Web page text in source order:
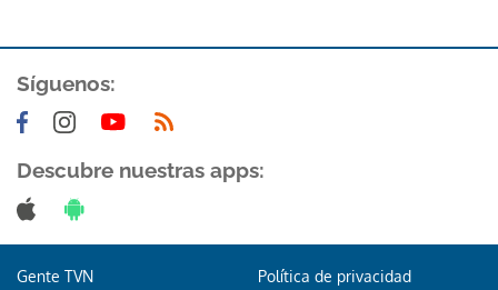
Síguenos:
Descubre nuestras apps:
Gente TVN Política de privacidad